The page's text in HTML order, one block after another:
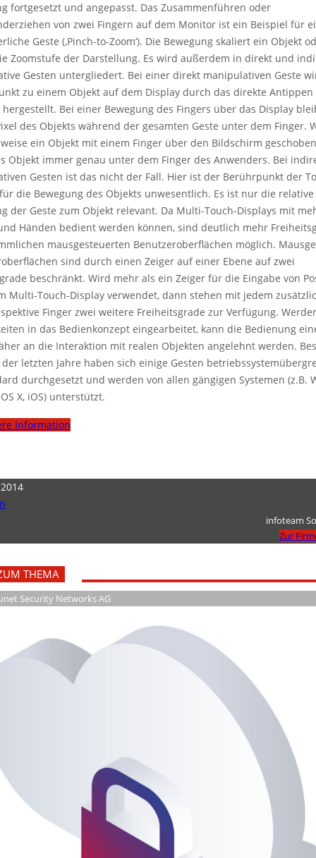
fortgesetzt und angepasst. Das Zusammenführen oder
von zwei Fingern auf dem Monitor ist ein Beispiel für
Geste (‚Pinch-to-Zoom‘). Die Bewegung skaliert ein Objekt
Zoomstufe der Darstellung. Es wird außerdem in direkt und
Gesten untergliedert. Bei einer direkt manipulativen Geste
zu einem Objekt auf dem Display durch das direkte Antippen
hergestellt. Bei einer Bewegung des Fingers über das Display
des Objekts während der gesamten Geste unter dem Finger.
ein Objekt mit einem Finger über den Bildschirm
Objekt immer genau unter dem Finger des Anwenders. Bei
Gesten ist das nicht der Fall. Hier ist der Berührpunkt der
die Bewegung des Objekts unwesentlich. Es ist nur die relative
der Geste zum Objekt relevant. Da Multi-Touch-Displays mit
Händen bedient werden können, sind deutlich mehr
mausgesteuerten Benutzeroberflächen möglich.
sind durch einen Zeiger auf einer Ebene auf zwei
beschränkt. Wird mehr als ein Zeiger für die Eingabe von
Multi-Touch-Display verwendet, dann stehen mit jedem
Finger zwei weitere Freiheitsgrade zur Verfügung.
in das Bedienkonzept eingearbeitet, kann die Bedienung
an die Interaktion mit realen Objekten angelehnt werden.
letzten Jahre haben sich einige Gesten
durchgesetzt und werden von allen gängigen Systemen (z.B.
X, iOS) unterstützt.
Information
infoteam
Zur
THEMA
Security Networks AG